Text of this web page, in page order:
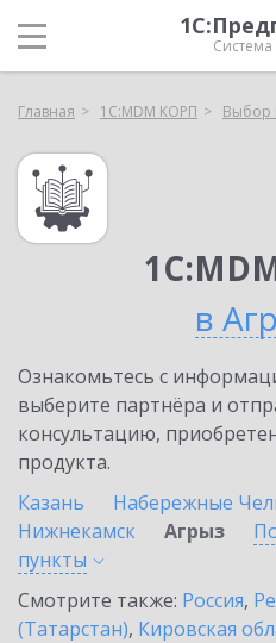
Главная 1С:MDM КОРП Выбор
в
Ознакомьтесь с
выберите партнёра и
консультацию,
продукта.
Казань
Набережные
Нижнекамск
Агрыз
пункты
Смотрите также: Россия,
(Татарстан), Кировская